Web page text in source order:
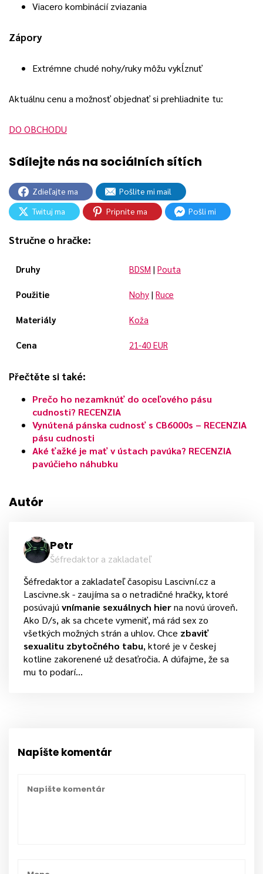
Viacero kombinácií zviazania
Zápory
Extrémne chudé nohy/ruky môžu vykĺznuť
Aktuálnu cenu a možnosť objednať si prehliadnite tu:
DO OBCHODU
Zdieľajte ma
Pošlite mi mail
Twituj ma
Pripnite ma Pošli mi
Stručne o hračke:
Druhy BDSM | Pouta
Použitie Nohy | Ruce
Materiály Koža
Cena 21-40 EUR
Přečtěte si také:
Prečo ho nezamknúť do oceľového pásu
cudnosti? RECENZIA
Vynútená pánska cudnosť s CB6000s – RECENZIA
pásu cudnosti
Aké ťažké je mať v ústach pavúka? RECENZIA
pavúčieho náhubku
Autór
Petr
Šéfredaktor a zakladateľ
Šéfredaktor a zakladateľ časopisu Lascivní.cz a
Lascivne.sk - zaujíma sa o netradičné hračky, ktoré
posúvajúvnímanie sexuálnych hierna novú úroveň.
Ako D/s, ak sa chcete vymeniť, má rád sex zo
všetkých možných strán a uhlov. Chce zbaviť
sexualitu zbytočného tabu, ktoré je v českej
kotline zakorenené už desaťročia. A dúfajme, že sa
mu to podarí...
Napíšte komentár